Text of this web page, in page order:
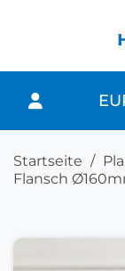
Startseite
Flansch